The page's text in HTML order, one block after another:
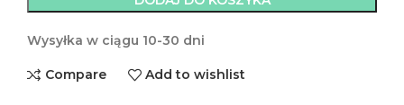
Wysyłka w ciągu 10-30 dni
Compare Add to wishlist